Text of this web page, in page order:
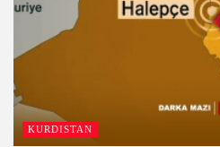
KURDISTAN